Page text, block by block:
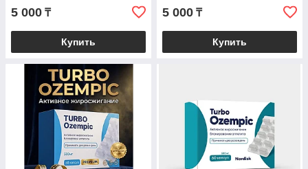
5 000 ₸
Купить
5 000 ₸
Купить